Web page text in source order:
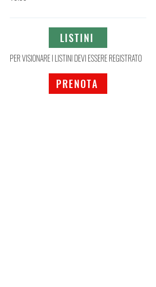
LISTINI
PER VISIONARE I LISTINI DEVI ESSERE REGISTRATO
PRENOTA